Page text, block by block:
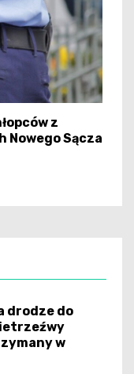
z
Sącza
drodze do
w